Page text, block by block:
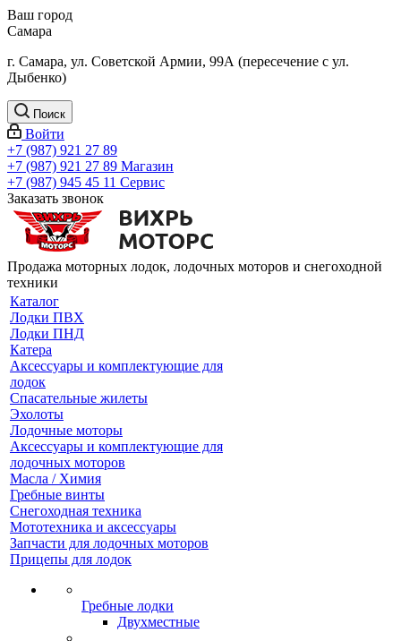
Ваш город
Самара
г. Самара, ул. Советской Армии, 99А (пересечение с ул.
Дыбенко)
Поиск
Войти
+7 (987) 921 27 89
+7 (987) 921 27 89 Магазин
+7 (987) 945 45 11 Сервис
Заказать звонок
Продажа моторных лодок, лодочных моторов и снегоходной
техники
Каталог
Лодки ПВХ
Лодки ПНД
Катера
Аксессуары и комплектующие для
лодок
Спасательные жилеты
Эхолоты
Лодочные моторы
Аксессуары и комплектующие для
лодочных моторов
Масла / Химия
Гребные винты
Снегоходная техника
Мототехника и аксессуары
Запчасти для лодочных моторов
Прицепы для лодок
Гребные лодки
Двухместные